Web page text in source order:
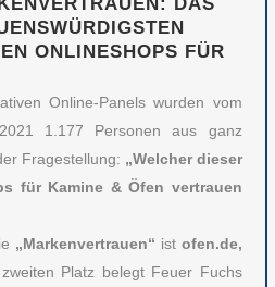
ONLINESHOPS FÜR
Online-Panels wurden vom
1.177 Personen aus ganz
Fragestellung: „Welcher dieser
für Kamine & Öfen vertrauen
„Markenvertrauen“ ist ofen.de,
Platz belegt Feuer Fuchs